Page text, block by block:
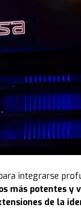
integrarse
más potentes y
de la